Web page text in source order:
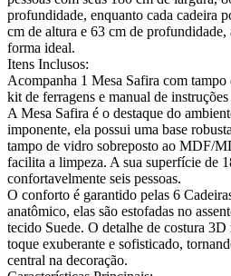
profundidade, enquanto cada cadeira
cm de altura e 63 cm de
forma ideal.
Itens Inclusos:
Acompanha 1 Mesa Safira com
kit de ferragens e manual de
A Mesa Safira é o destaque do
imponente, ela possui uma base
tampo de vidro sobreposto ao MDF/
facilita a limpeza. A sua superfície de
confortavelmente seis pessoas.
O conforto é garantido pelas 6
anatômico, elas são estofadas no
tecido Suede. O detalhe de costura
toque exuberante e sofisticado,
central na decoração.